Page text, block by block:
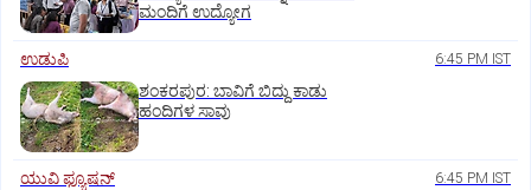
ಮಂದಿಗೆ ಉದ್ಯೋಗ
ಉಡುಪಿ 6:45 PM IST
ಶಂಕರಪುರ: ಬಾವಿಗೆ ಬಿದ್ದು ಕಾಡು
ಹಂದಿಗಳ ಸಾವು
ಯುವಿ ಫ್ಯೂಷನ್ 6:45 PM IST